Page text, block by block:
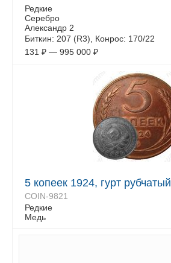
Редкие
Серебро
Александр 2
Биткин: 207 (R3), Конрос: 170/22
131 ₽ — 995 000 ₽
5 копеек 1924, гурт рубчатый
COIN-9821
Редкие
Медь